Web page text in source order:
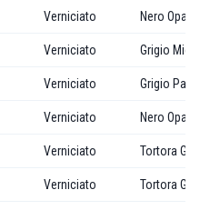
Verniciato Nero
Verniciato Grigio
Verniciato Grigio
Verniciato Nero
Verniciato Tortora
Verniciato Tortora